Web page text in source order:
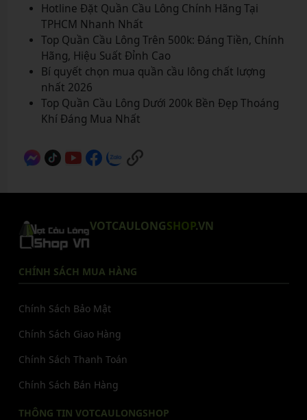
Hotline Đặt Quần Cầu Lông Chính Hãng Tại
TPHCM Nhanh Nhất
Top Quần Cầu Lông Trên 500k: Đáng Tiền, Chính
Hãng, Hiệu Suất Đỉnh Cao
Bí quyết chọn mua quần cầu lông chất lượng
nhất 2026
Top Quần Cầu Lông Dưới 200k Bền Đẹp Thoáng
Khí Đáng Mua Nhất
VOTCAULONGSHOP.VN
CHÍNH SÁCH MUA HÀNG
Chính Sách Bảo Mật
Chính Sách Giao Hàng
Chính Sách Thanh Toán
Chính Sách Bán Hàng
THÔNG TIN VOTCAULONGSHOP